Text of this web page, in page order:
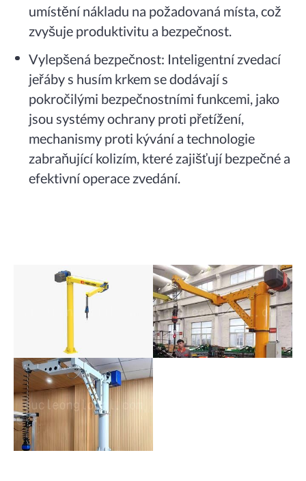
umístění nákladu na požadovaná místa, což
zvyšuje produktivitu a bezpečnost.
Vylepšená bezpečnost: Inteligentní zvedací
jeřáby s husím krkem se dodávají s
pokročilými bezpečnostními funkcemi, jako
jsou systémy ochrany proti přetížení,
mechanismy proti kývání a technologie
zabraňující kolizím, které zajišťují bezpečné a
efektivní operace zvedání.